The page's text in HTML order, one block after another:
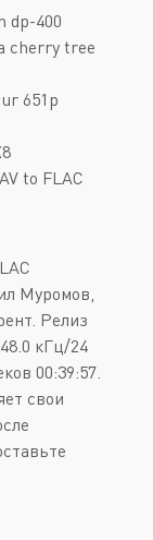
dp-400
cherry tree
651p
to FLAC
Муромов,
Релиз
кГц/24
00:39:57.
свои